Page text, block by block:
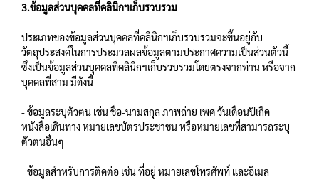
3.ข้อมูลส่วนบุคคลที่คลินิกฯเก็บรวบรวม
ประเภทของข้อมูลส่วนบุคคลที่คลินิกฯเก็บรวบรวมจะขึ้นอยู่กับ
วัตถุประสงค์ในการประมวลผลข้อมูลตามประกาศความเป็นส่วนตัวนี้
ซึ่งเป็นข้อมูลส่วนบุคคลที่คลินิกฯเก็บรวบรวมโดยตรงจากท่าน หรือจาก
บุคคลที่สาม มีดังนี้
- ข้อมูลระบุตัวตน เช่น ชื่อ-นามสกุล ภาพถ่าย เพศ วันเดือนปีเกิด
หนังสือเดินทาง หมายเลขบัตรประชาชน หรือหมายเลขที่สามารถระบุ
ตัวตนอื่นๆ
- ข้อมูลสำหรับการติดต่อ เช่น ที่อยู่ หมายเลขโทรศัพท์ และอีเมล